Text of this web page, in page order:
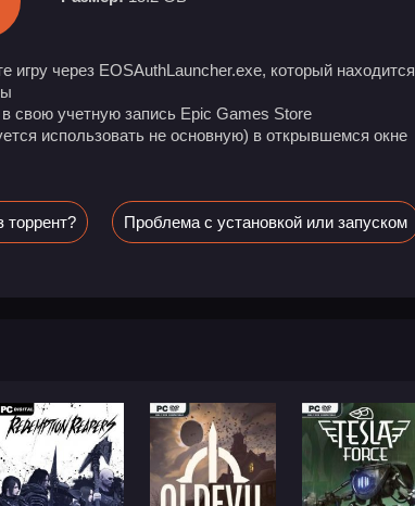
игру через EOSAuthLauncher.exe, который находится
свою учетную запись Epic Games Store
использовать не основную) в открывшемся окне
торрент? Проблема с установкой или запуском